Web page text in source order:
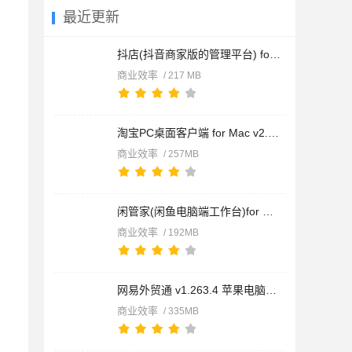
最近更新
商业效率 / 217 MB
商业效率 / 257MB
商业效率 / 192MB
商业效率 / 335MB